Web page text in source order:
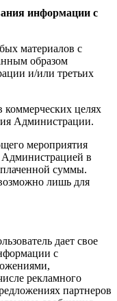
информации с
материалов с
образом
и/или третьих
коммерческих целях
Администрации.
мероприятия
Администрацией в
суммы.
лишь для
дает свое
с
рекламного
партнеров